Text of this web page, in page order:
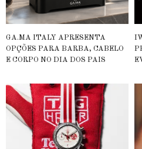
GA.MA ITALY APRESENTA
OPÇÕES PARA BARBA, CABELO
E CORPO NO DIA DOS PAIS